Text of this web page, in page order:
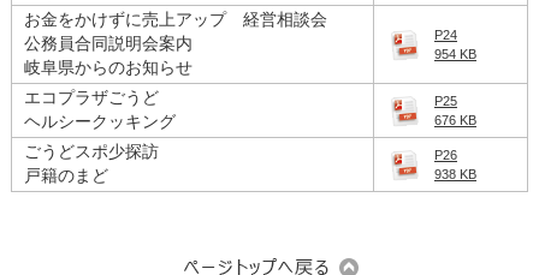
お金をかけずに売上アップ 経営相談会
公務員合同説明会案内
岐阜県からのお知らせ
P24
954 KB
エコプラザごうど
ヘルシークッキング
P25
676 KB
ごうどスポ少探訪
戸籍のまど
P26
938 KB